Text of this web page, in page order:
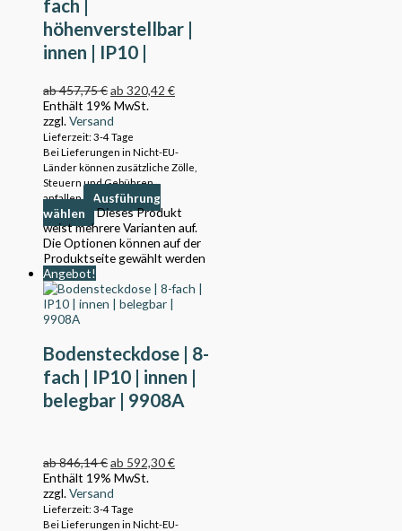
fach |
höhenverstellbar |
innen | IP10 |
ab457,75€ab 320,42 €
Enthält 19% MwSt.
zzgl.Versand
Lieferzeit: 3-4 Tage
Bei Lieferungen in Nicht-EU-
Länder können zusätzliche Zölle,
Steuern und Gebühren
anfallen.
Ausführung
wählen
Dieses Produkt
weist mehrere Varianten auf.
Die Optionen können auf der
Produktseite gewählt werden
Angebot!
Bodensteckdose | 8-
fach | IP10 | innen |
belegbar | 9908A
ab846,14€ab 592,30€
Enthält 19% MwSt.
zzgl.Versand
Lieferzeit: 3-4 Tage
Bei Lieferungen in Nicht-EU-